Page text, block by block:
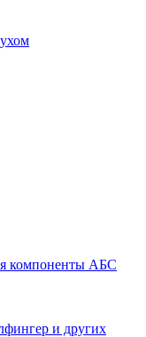
компоненты АБС
и других